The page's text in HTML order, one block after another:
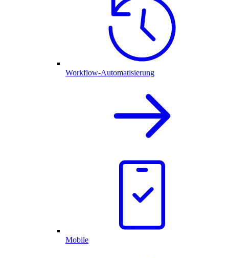
Workflow-Automatisierung
Mobile